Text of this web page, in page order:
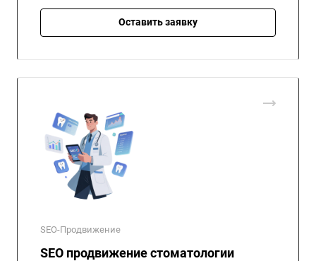
Оставить заявку
SEO-Продвижение
SEO продвижение стоматологии